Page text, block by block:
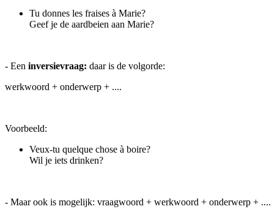
Tu donnes les fraises à Marie?
Geef je de aardbeien aan Marie?
- Een inversievraag: daar is de volgorde:
werkwoord + onderwerp + ....
Voorbeeld:
Veux-tu quelque chose à boire?
Wil je iets drinken?
- Maar ook is mogelijk: vraagwoord + werkwoord + onderwerp + ....